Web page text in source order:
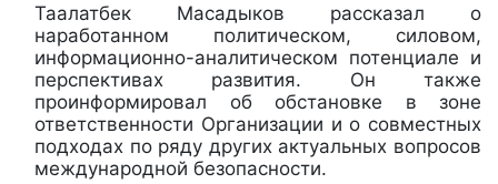
Таалатбек Масадыков рассказал о
наработанном политическом, силовом,
информационно-аналитическом потенциале и
перспективах развития. Он также
проинформировал об обстановке в зоне
ответственности Организации и о совместных
подходах по ряду других актуальных вопросов
международной безопасности.